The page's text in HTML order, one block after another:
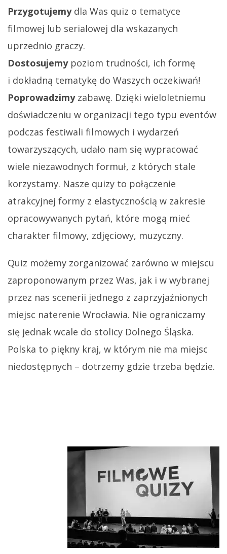
Przygotujemydla Was quiz o tematyce
filmowej lub serialowej dla wskazanych
uprzednio graczy.
Dostosujemy poziom trudności, ich formę
i dokładną tematykę do Waszych oczekiwań!
Poprowadzimy zabawę. Dzięki wieloletniemu
doświadczeniu w organizacji tego typu eventów
podczas festiwali filmowych i wydarzeń
towarzyszących, udało nam się wypracować
wiele niezawodnych formuł, z których stale
korzystamy. Nasze quizy to połączenie
atrakcyjnej formy z elastycznością w zakresie
opracowywanych pytań, które mogą mieć
charakter filmowy, zdjęciowy, muzyczny.
Quiz możemy zorganizować zarówno w miejscu
zaproponowanym przez Was, jak i w wybranej
przez nas scenerii jednego z zaprzyjaźnionych
miejsc naterenie Wrocławia. Nie ograniczamy
się jednak wcale do stolicy Dolnego Śląska.
Polska to piękny kraj, w którym nie ma miejsc
niedostępnych – dotrzemy gdzie trzeba będzie.